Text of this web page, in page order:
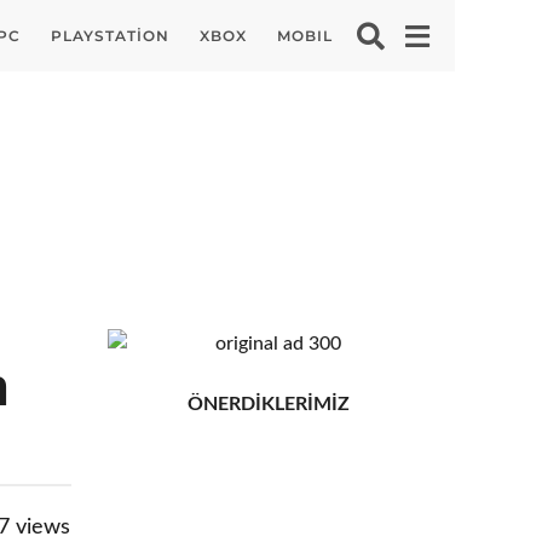
PLAYSTATION XBOX MOBIL
views
ÖNERDİKLERİMİZ